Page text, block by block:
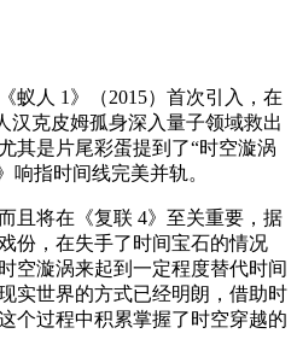
蚁人 1》（2015）首次引入，在
汉克皮姆孤身深入量子领域救出
其是片尾彩蛋提到了“时空漩涡
响指时间线完美并轨。
且将在《复联 4》至关重要，据
份，在失手了时间宝石的情况
空漩涡来起到一定程度替代时间
实世界的方式已经明朗，借助时
个过程中积累掌握了时空穿越的